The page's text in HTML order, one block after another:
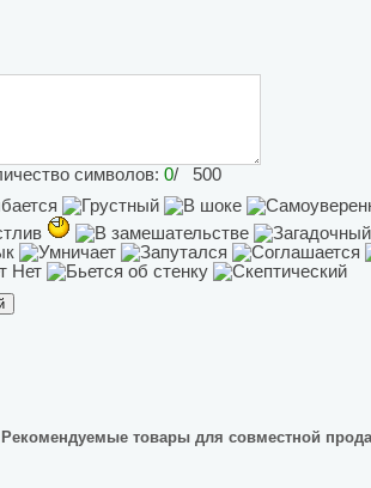
символов: 0/ 500
Рекомендуемые товары для совместной